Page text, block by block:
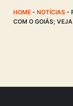
HOME- NOTÍCIAS-
COM O GOIÁS;